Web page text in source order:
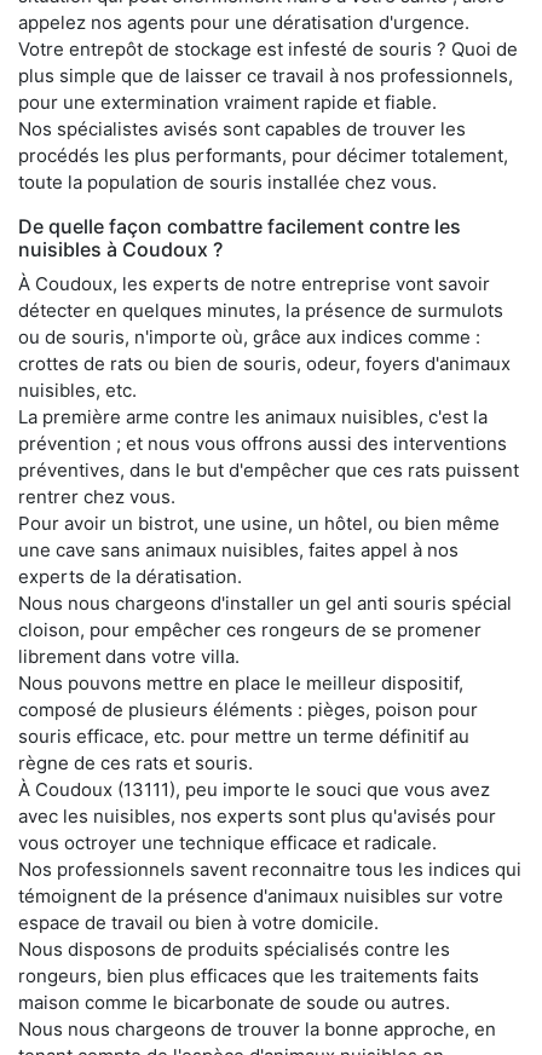
appelez nos agents pour une dératisation d'urgence.
Votre entrepôt de stockage est infesté de souris ? Quoi de
plus simple que de laisser ce travail à nos professionnels,
pour une extermination vraiment rapide et fiable.
Nos spécialistes avisés sont capables de trouver les
procédés les plus performants, pour décimer totalement,
toute la population de souris installée chez vous.
De quelle façon combattre facilement contre les
nuisibles à Coudoux ?
À Coudoux, les experts de notre entreprise vont savoir
détecter en quelques minutes, la présence de surmulots
ou de souris, n'importe où, grâce aux indices comme :
crottes de rats ou bien de souris, odeur, foyers d'animaux
nuisibles, etc.
La première arme contre les animaux nuisibles, c'est la
prévention ; et nous vous offrons aussi des interventions
préventives, dans le but d'empêcher que ces rats puissent
rentrer chez vous.
Pour avoir un bistrot, une usine, un hôtel, ou bien même
une cave sans animaux nuisibles, faites appel à nos
experts de la dératisation.
Nous nous chargeons d'installer un gel anti souris spécial
cloison, pour empêcher ces rongeurs de se promener
librement dans votre villa.
Nous pouvons mettre en place le meilleur dispositif,
composé de plusieurs éléments : pièges, poison pour
souris efficace, etc. pour mettre un terme définitif au
règne de ces rats et souris.
À Coudoux (13111), peu importe le souci que vous avez
avec les nuisibles, nos experts sont plus qu'avisés pour
vous octroyer une technique efficace et radicale.
Nos professionnels savent reconnaitre tous les indices qui
témoignent de la présence d'animaux nuisibles sur votre
espace de travail ou bien à votre domicile.
Nous disposons de produits spécialisés contre les
rongeurs, bien plus efficaces que les traitements faits
maison comme le bicarbonate de soude ou autres.
Nous nous chargeons de trouver la bonne approche, en